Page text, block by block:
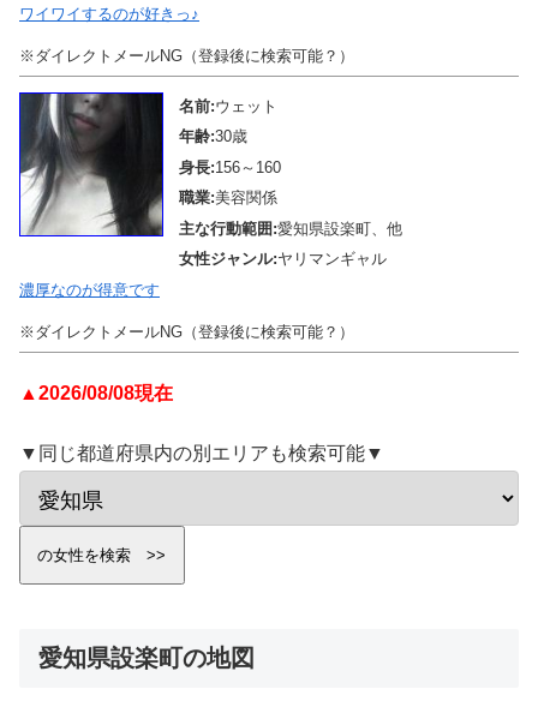
ワイワイするのが好きっ♪
※ダイレクトメールNG（登録後に検索可能？）
名前:ウェット
年齢:30歳
身長:156～160
職業:美容関係
主な行動範囲:愛知県設楽町、他
女性ジャンル:ヤリマンギャル
濃厚なのが得意です
※ダイレクトメールNG（登録後に検索可能？）
▲2026/08/08現在
▼同じ都道府県内の別エリアも検索可能▼
愛知県設楽町の地図